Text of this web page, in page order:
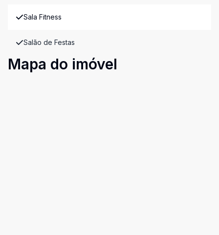
Sala Fitness
Salão de Festas
Mapa do imóvel